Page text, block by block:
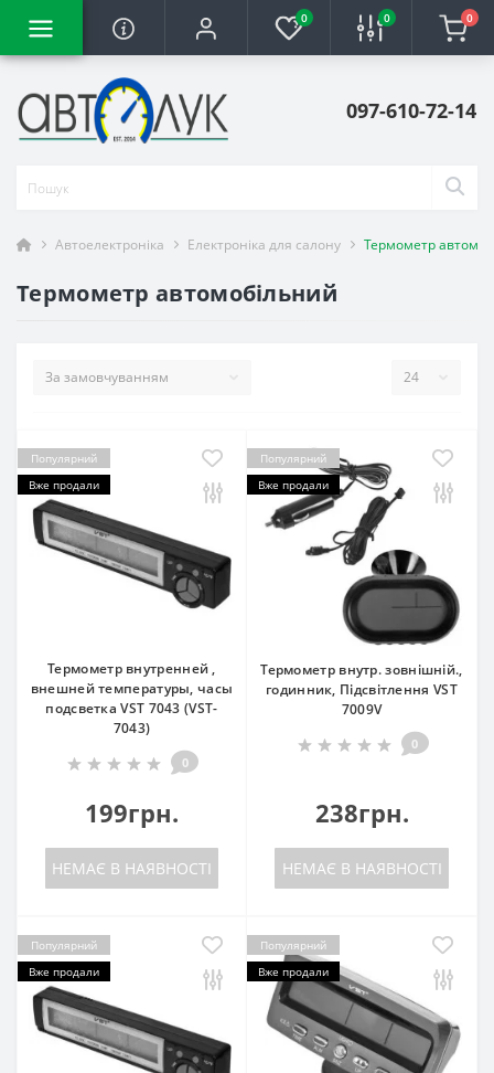
0 0 0
097-610-72-14
Автоелектроніка Електроніка для салону Термометр
Термометр автомобільний
Популярний
Вже продали
Термометр внутренней ,
внешней температуры, часы
подсветка VST 7043 (VST-
7043)
0
199грн.
НЕМАЄ В НАЯВНОСТІ
Популярний
Вже продали
Термометр внутр. зовнішній.,
годинник, Підсвітлення VST
7009V
0
238грн.
НЕМАЄ В НАЯВНОСТІ
Популярний
Вже продали
Популярний
Вже продали